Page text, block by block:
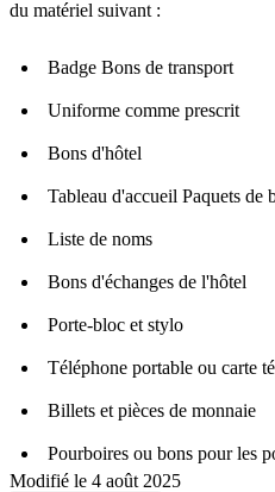
du matériel suivant :
Badge Bons de transport
Uniforme comme prescrit
Bons d'hôtel
Tableau d'accueil Paquets de
Liste de noms
Bons d'échanges de l'hôtel
Porte-bloc et stylo
Téléphone portable ou carte
Billets et pièces de monnaie
Pourboires ou bons pour les
Modifié le 4 août 2025